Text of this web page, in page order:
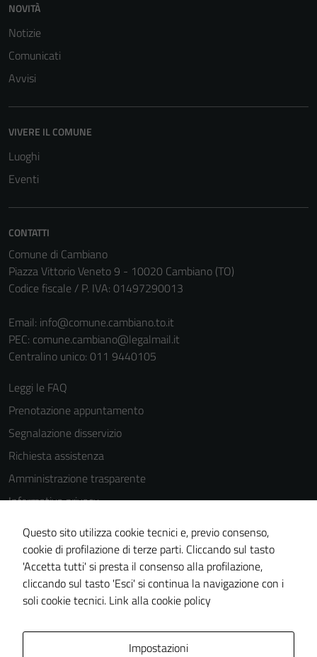
NOVITÀ
Notizie
Comunicati
Avvisi
VIVERE IL COMUNE
Luoghi
Eventi
CONTATTI
Comune di Cambiano
Piazza Vittorio Veneto 9 - 10020 Cambiano (TO)
Codice fiscale / P. IVA: 01497290013
Email: info@comune.cambiano.to.it
PEC: comune.cambiano@legalmail.it
Centralino unico: 011 9440105
Leggi le FAQ
Prenotazione appuntamento
Segnalazione disservizio
Richiesta assistenza
Amministrazione trasparente
Informativa privacy
Cookie Policy
Note legali
Dichiarazione di accessibilità
Piano di miglioramento del sito
Questo sito utilizza cookie tecnici e, previo consenso,
cookie di profilazione di terze parti. Cliccando sul tasto
'Accetta tutti' si presta il consenso alla profilazione,
cliccando sul tasto 'Esci' si continua la navigazione con i
soli cookie tecnici. Link alla cookie policy
Impostazioni
Questi cookie
sono necessari
per il